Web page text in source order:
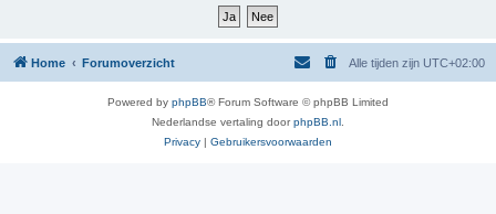
Home Forumoverzicht Alle tijden zijn UTC+02:00
Powered by phpBB® Forum Software © phpBB Limited
Nederlandse vertaling doorphpBB.nl
Privacy | Gebruikersvoorwaarden